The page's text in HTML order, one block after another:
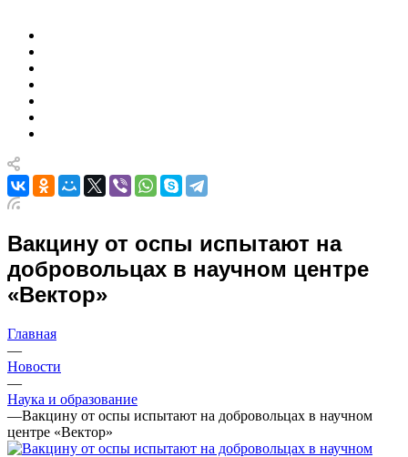
Вакцину от оспы испытают на
добровольцах в научном центре
«Вектор»
Главная
—
Новости
—
Наука и образование
—Вакцину от оспы испытают на добровольцах в научном
центре «Вектор»